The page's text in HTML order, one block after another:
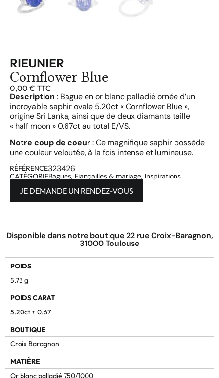
RIEUNIER
Cornflower Blue
0,00 € TTC
Description : Bague en or blanc palladié ornée d’un
incroyable saphir ovale 5.20ct « Cornflower Blue »,
origine Sri Lanka, ainsi que de deux diamants taille
« half moon » 0.67ct au total E/VS.
Notre coup de coeur: Ce magnifique saphir possède
une couleur veloutée, à la fois intense et lumineuse.
RÉFÉRENCE323426
CATÉGORIEBagues, Fiançailles & mariage, Inspirations
JE DEMANDE UN RENDEZ-VOUS
Disponible dans notre boutique 22 rue Croix-Baragnon,
31000 Toulouse
POIDS
5,73 g
POIDS CARAT
5.20ct + 0.67
BOUTIQUE
Croix Baragnon
MATIÈRE
Or blanc palladié 750/1000